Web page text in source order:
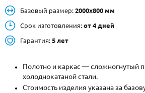
Металлические двери от производителя с
Москве и МО
НАЙТИ:
+7 (495) 411-
INFO@META-
Базовый размер: 2000х800 мм
Срок изготовления: от 4 дней
Гарантия: 5 лет
Полотно и каркас — сложногнутый
холоднокатаной стали.
Стоимость изделия указана за